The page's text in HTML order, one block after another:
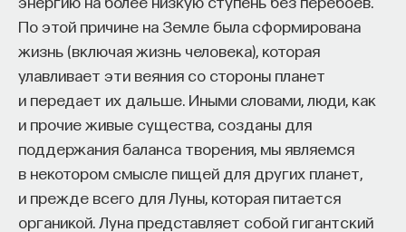
По этой причине на Земле была сформирована
жизнь (включая жизнь человека), которая
улавливает эти веяния со стороны планет
и передает их дальше. Иными словами, люди, как
и прочие живые существа, созданы для
поддержания баланса творения, мы являемся
в некотором смысле пищей для других планет,
и прежде всего для Луны, которая питается
органикой. Луна представляет собой гигантский